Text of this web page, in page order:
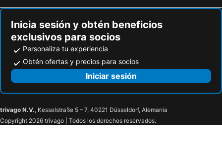
Inicia sesión y obtén beneficios
exclusivos para socios
Personaliza tu experiencia
Obtén ofertas y precios para socios
Iniciar sesión
trivago N.V., Kesselstraße 5 – 7, 40221 Düsseldorf, Alemania
Copyright 2026 trivago | Todos los derechos reservados.